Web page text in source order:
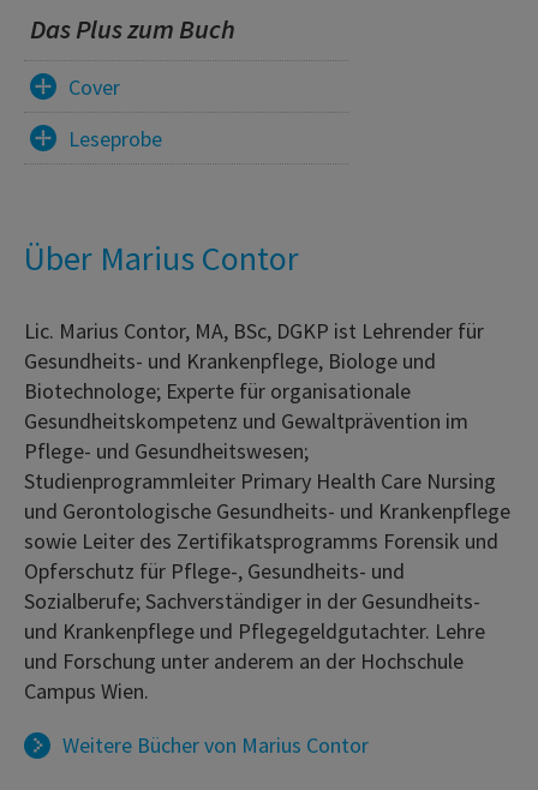
Das Plus zum Buch
Cover
Leseprobe
Über Marius Contor
Lic. Marius Contor, MA, BSc, DGKP ist Lehrender für
Gesundheits- und Krankenpflege, Biologe und
Biotechnologe; Experte für organisationale
Gesundheitskompetenz und Gewaltprävention im
Pflege- und Gesundheitswesen;
Studienprogrammleiter Primary Health Care Nursing
und Gerontologische Gesundheits- und Krankenpflege
sowie Leiter des Zertifikatsprogramms Forensik und
Opferschutz für Pflege-, Gesundheits- und
Sozialberufe; Sachverständiger in der Gesundheits-
und Krankenpflege und Pflegegeldgutachter. Lehre
und Forschung unter anderem an der Hochschule
Campus Wien.
Weitere Bücher von Marius Contor